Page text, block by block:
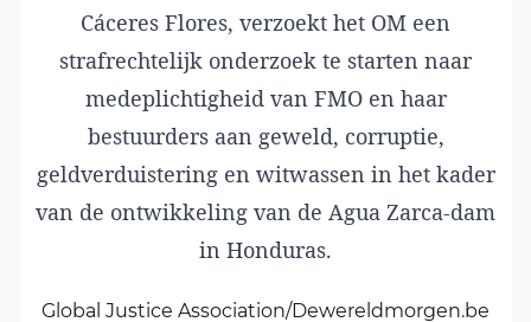
Cáceres Flores, verzoekt het OM een
strafrechtelijk onderzoek te starten naar
medeplichtigheid van FMO en haar
bestuurders aan geweld, corruptie,
geldverduistering en witwassen in het kader
van de ontwikkeling van de Agua Zarca-dam
in Honduras.
Global Justice Association/Dewereldmorgen.be